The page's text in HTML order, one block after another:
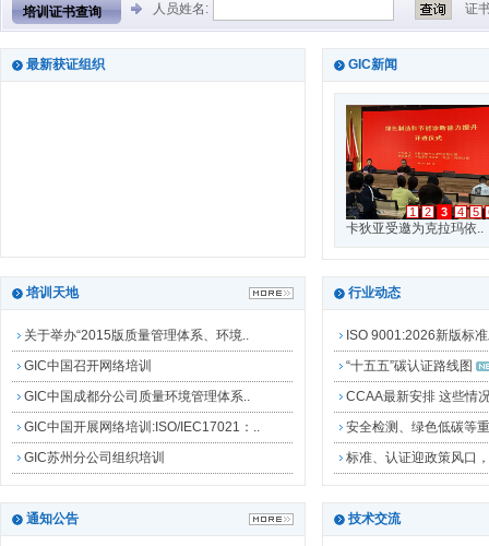
培训证书查询 人员姓名: 证
最新获证组织 GIC新闻
卡狄亚受邀为克拉玛依..
GICG助力中远海运石油..
1 2 3 4 5
培训天地
关于举办“2015版质量管理体系、环境..
GIC中国召开网络培训
GIC中国成都分公司质量环境管理体系..
GIC中国开展网络培训:ISO/IEC17021：..
GIC苏州分公司组织培训
行业动态
ISO 9001:2026新版标
“十五五”碳认证路线图
CCAA最新安排 这些情
安全检测、绿色低碳等
标准、认证迎政策风口
通知公告 技术交流